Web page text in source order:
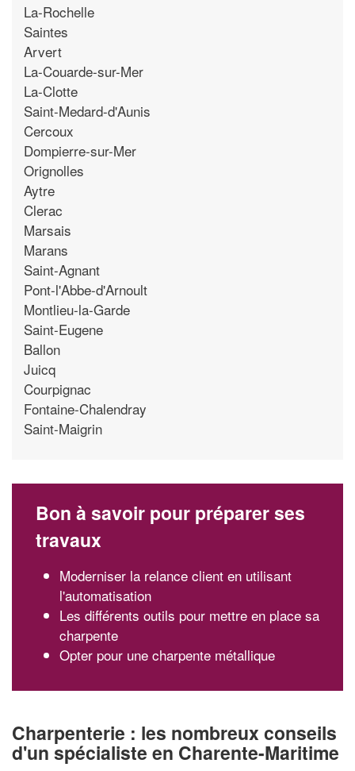
La-Rochelle
Saintes
Arvert
La-Couarde-sur-Mer
La-Clotte
Saint-Medard-d'Aunis
Cercoux
Dompierre-sur-Mer
Orignolles
Aytre
Clerac
Marsais
Marans
Saint-Agnant
Pont-l'Abbe-d'Arnoult
Montlieu-la-Garde
Saint-Eugene
Ballon
Juicq
Courpignac
Fontaine-Chalendray
Saint-Maigrin
Bon à savoir pour préparer ses
travaux
Moderniser la relance client en utilisant
l'automatisation
Les différents outils pour mettre en place sa
charpente
Opter pour une charpente métallique
Charpenterie : les nombreux conseils
d'un spécialiste en Charente-Maritime